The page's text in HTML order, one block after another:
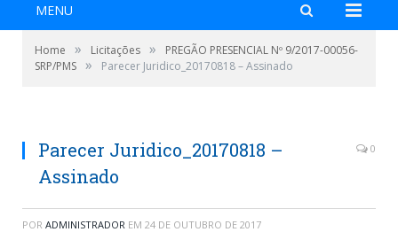
MENU
Home » Licitações »
PREGÃO PRESENCIAL Nº 9/2017-00056-
SRP/PMS » Parecer Juridico_20170818 – Assinado
Parecer Juridico_20170818 –
Assinado
0
POR ADMINISTRADOR EM 24 DE OUTUBRO DE 2017